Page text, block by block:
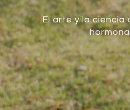
El arte y la ciencia